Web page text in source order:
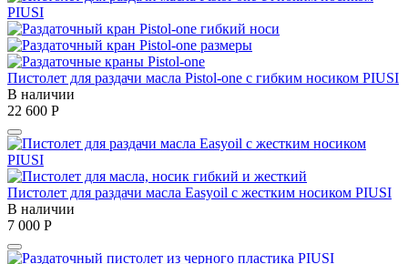
Пистолет для раздачи масла Pistol-one с гибким носиком PIUSI
В наличии
22 600 Р
Пистолет для раздачи масла Easyoil с жестким носиком PIUSI
В наличии
7 000 Р